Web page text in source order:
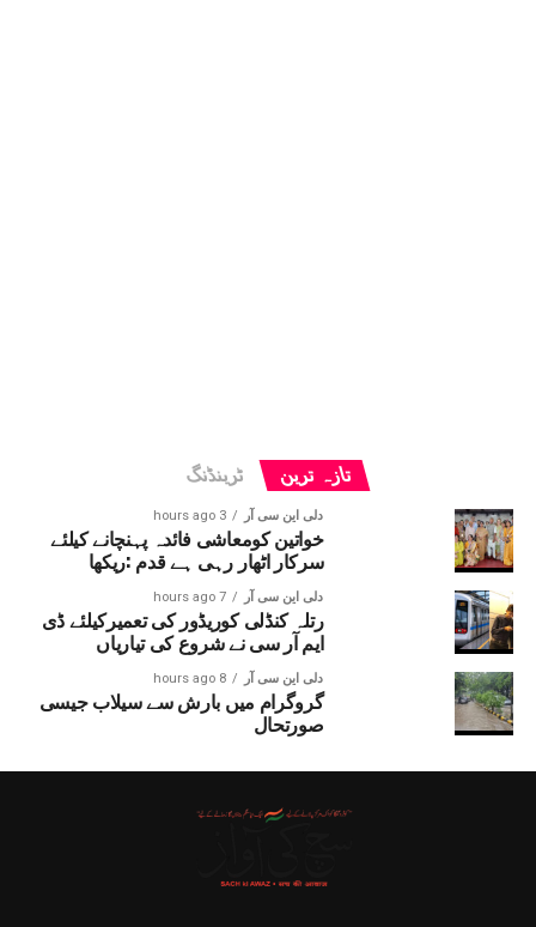
تازہ ترین ٹرینڈنگ
دلی این سی آر 3 hours ago
خواتین کومعاشی فائدہ پہنچانے کیلئے
سرکار اٹھار رہی ہے قدم :ریکھا
دلی این سی آر 7 hours ago
رتلہ کنڈلی کوریڈور کی تعمیرکیلئے ڈی
ایم آر سی نے شروع کی تیاریاں
دلی این سی آر 8 hours ago
گروگرام میں بارش سے سیلاب جیسی
صورتحال